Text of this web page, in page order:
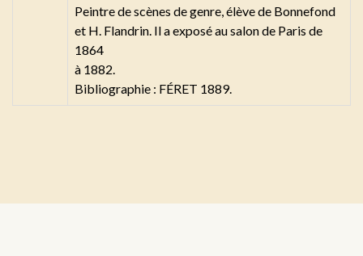
Peintre de scènes de genre, élève de Bonnefond
et H. Flandrin. Il a exposé au salon de Paris de
1864
à 1882.
Bibliographie : FÉRET 1889.